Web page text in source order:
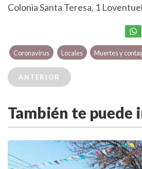
Colonia Santa Teresa, 1
Coronavirus Locales Muertes y
ANTERIOR
También te puede